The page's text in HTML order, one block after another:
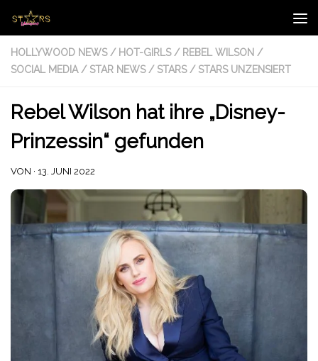
Zum Inhalt springen
HOLLYWOOD NEWS / HOT-GIRLS / REBEL WILSON /
SOCIAL MEDIA / STAR NEWS / STARS / STARS UNZENSIERT
Rebel Wilson hat ihre „Disney-
Prinzessin“ gefunden
VON · 13. JUNI 2022